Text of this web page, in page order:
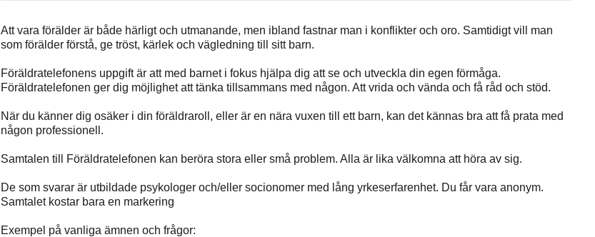
Att vara förälder är både härligt och utmanande, men ibland fastnar man i konflikter och oro. Samtidigt vill man
som förälder förstå, ge tröst, kärlek och vägledning till sitt barn.
Föräldratelefonens uppgift är att med barnet i fokus hjälpa dig att se och utveckla din egen förmåga.
Föräldratelefonen ger dig möjlighet att tänka tillsammans med någon. Att vrida och vända och få råd och stöd.
När du känner dig osäker i din föräldraroll, eller är en nära vuxen till ett barn, kan det kännas bra att få prata med
någon professionell.
Samtalen till Föräldratelefonen kan beröra stora eller små problem. Alla är lika välkomna att höra av sig.
De som svarar är utbildade psykologer och/eller socionomer med lång yrkeserfarenhet. Du får vara anonym.
Samtalet kostar bara en markering
Exempel på vanliga ämnen och frågor: